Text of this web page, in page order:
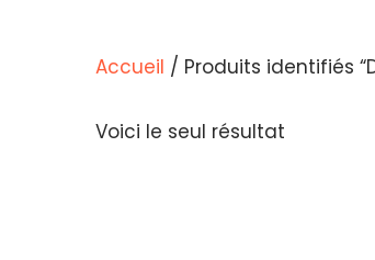
Accueil / Produits identifiés
Voici le seul résultat